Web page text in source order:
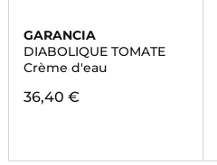
GARANCIA
DIABOLIQUE TOMATE
Crème d'eau
36,40 €